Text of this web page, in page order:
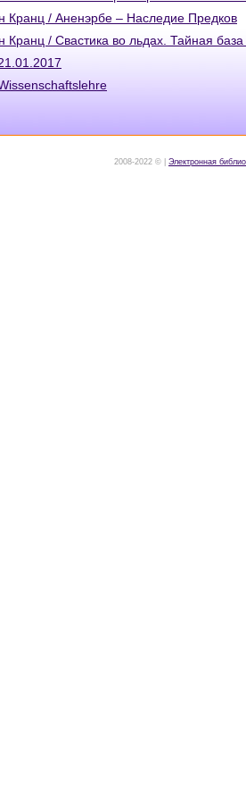
Кранц / Аненэрбе – Наследие Предков
Кранц / Свастика во льдах. Тайная база
2008-2022 © | Электронная